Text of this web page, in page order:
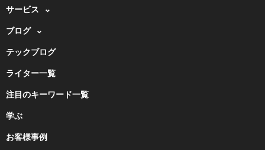
サービス
ブログ
テックブログ
ライター一覧
注目のキーワード一覧
学ぶ
お客様事例